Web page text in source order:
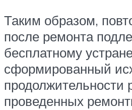
Таким образом,
после ремонта
бесплатному
сформированный
продолжительности
проведенных